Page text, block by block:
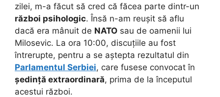
zilei, m-a făcut să cred că făcea parte dintr-un
război psihologic. Însă n-am reușit să aflu
dacă era mânuit de NATO sau de oamenii lui
Milosevic. La ora 10:00, discuțiile au fost
întrerupte, pentru a se aștepta rezultatul din
Parlamentul Serbiei, care fusese convocat în
ședință extraordinară, prima de la începutul
acestui război.